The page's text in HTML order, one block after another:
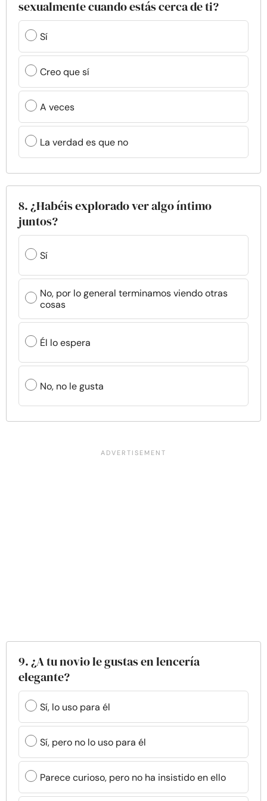
sexualmente cuando estás cerca de ti?
Sí
Creo que sí
A veces
La verdad es que no
8. ¿Habéis explorado ver algo íntimo
juntos?
Sí
No, por lo general terminamos viendo otras
cosas
Él lo espera
No, no le gusta
9. ¿A tu novio le gustas en lencería
elegante?
Sí, lo uso para él
Sí, pero no lo uso para él
Parece curioso, pero no ha insistido en ello